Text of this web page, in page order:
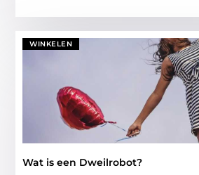
WINKELEN
Wat is een Dweilrobot?